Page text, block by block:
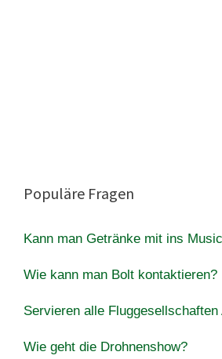
Populäre Fragen
Kann man Getränke mit ins
Wie kann man Bolt kontaktieren?
Servieren alle Fluggesellschaften
Wie geht die Drohnenshow?